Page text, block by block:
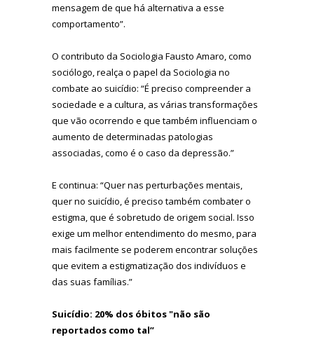
mensagem de que há alternativa a esse
comportamento”.
O contributo da Sociologia Fausto Amaro, como
sociólogo, realça o papel da Sociologia no
combate ao suicídio: “É preciso compreender a
sociedade e a cultura, as várias transformações
que vão ocorrendo e que também influenciam o
aumento de determinadas patologias
associadas, como é o caso da depressão.”
E continua: “Quer nas perturbações mentais,
quer no suicídio, é preciso também combater o
estigma, que é sobretudo de origem social. Isso
exige um melhor entendimento do mesmo, para
mais facilmente se poderem encontrar soluções
que evitem a estigmatização dos indivíduos e
das suas famílias.”
Suicídio: 20% dos óbitos "não são
reportados como tal”